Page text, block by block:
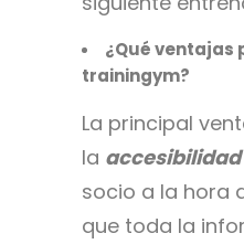
¿Qué ventajas
trainingym?
La principal
la accesibilidad
socio a la hora
que toda la